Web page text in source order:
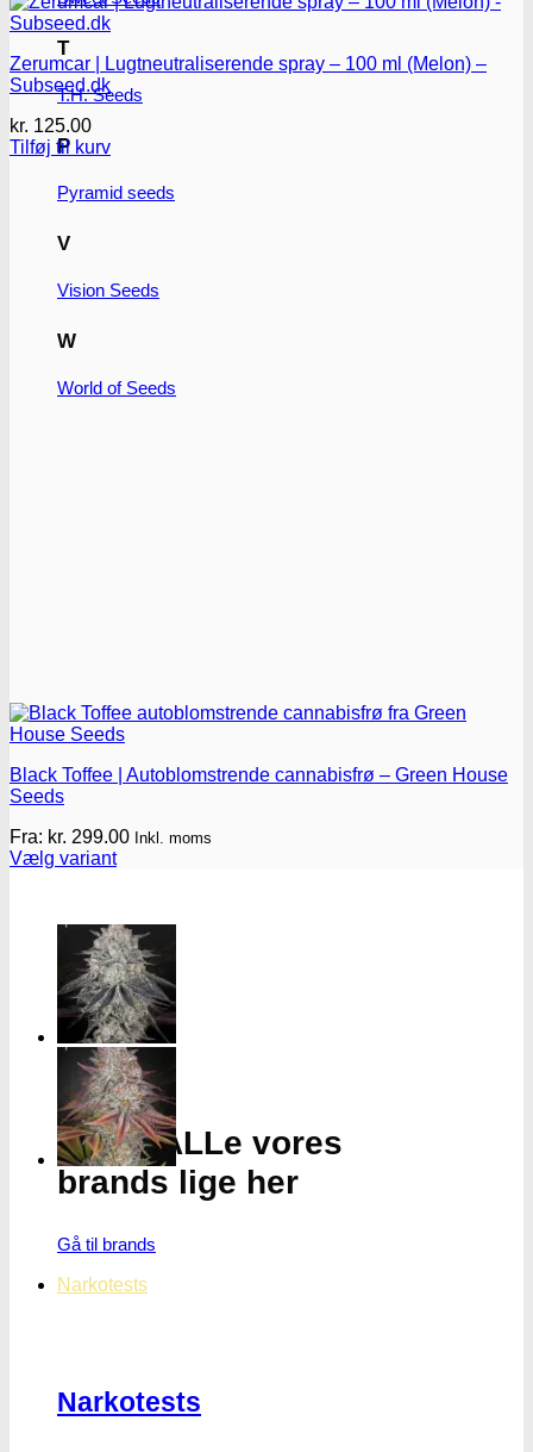
T
T.H. Seeds
P
Pyramid seeds
V
Vision Seeds
W
World of Seeds
Oplev ALLe vores
brands lige her
Gå til brands
Narkotests
Narkotests
Zerumcar | Lugtneutraliserende spray – 100 ml (Melon) –
Subseed.dk
kr. 125.00
Tilføj til kurv
Black Toffee | Autoblomstrende cannabisfrø – Green House
Seeds
Fra: kr. 299.00 Inkl. moms
Vælg variant
varianter.
Mulighederne
varesiden